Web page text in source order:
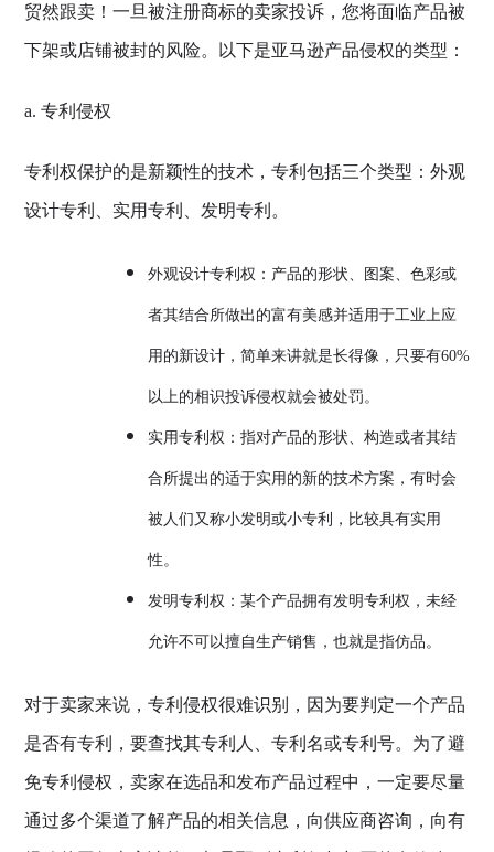
贸然跟卖！一旦被注册商标的卖家投诉，您将面临产品被
下架或店铺被封的风险。以下是亚马逊产品侵权的类型：
a. 专利侵权
专利权保护的是新颖性的技术，专利包括三个类型：外观
设计专利、实用专利、发明专利。
外观设计专利权：产品的形状、图案、色彩或
者其结合所做出的富有美感并适用于工业上应
用的新设计，简单来讲就是长得像，只要有60%
以上的相识投诉侵权就会被处罚。
实用专利权：指对产品的形状、构造或者其结
合所提出的适于实用的新的技术方案，有时会
被人们又称小发明或小专利，比较具有实用
性。
发明专利权：某个产品拥有发明专利权，未经
允许不可以擅自生产销售，也就是指仿品。
对于卖家来说，专利侵权很难识别，因为要判定一个产品
是否有专利，要查找其专利人、专利名或专利号。为了避
免专利侵权，卖家在选品和发布产品过程中，一定要尽量
通过多个渠道了解产品的相关信息，向供应商咨询，向有